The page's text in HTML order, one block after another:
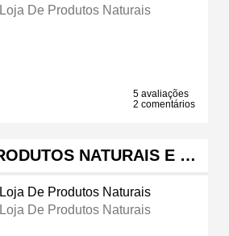
Loja De Produtos Naturais
5 avaliações
2 comentários
NATURAIS E …
Loja De Produtos Naturais
Loja De Produtos Naturais